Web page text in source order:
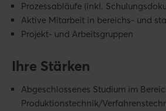
Prozessabläufe (inkl.
Aktive Mitarbeit in bereichs- und
Projekt- und Arbeitsgruppen
Ihre Stärken
Abgeschlossenes Studium im
Produktionstechnik/